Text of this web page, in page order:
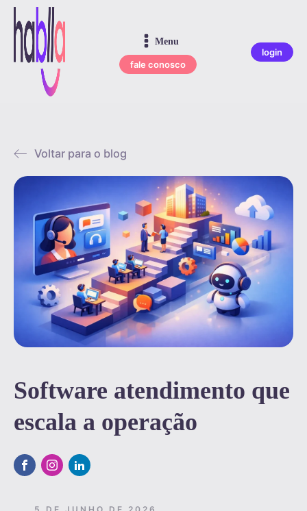
Menu
fale conosco
login
Voltar para o blog
Software atendimento que
escala a operação
5 DE JUNHO DE 2026